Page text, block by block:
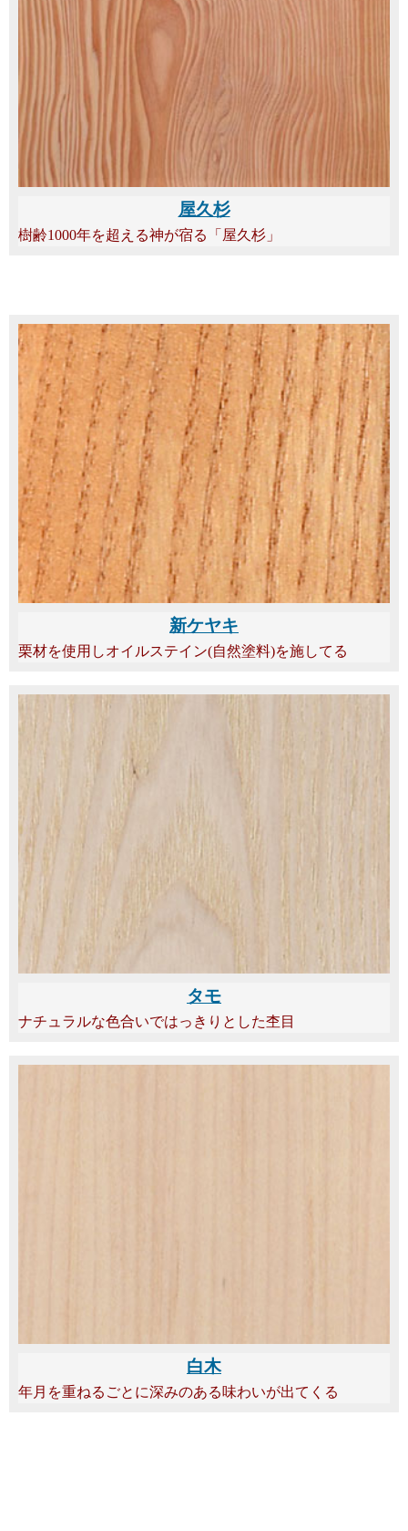
屋久杉
樹齢1000年を超える神が宿る「屋久杉」
新ケヤキ
栗材を使用しオイルステイン(自然塗料)を施してる
タモ
ナチュラルな色合いではっきりとした杢目
白木
年月を重ねるごとに深みのある味わいが出てくる